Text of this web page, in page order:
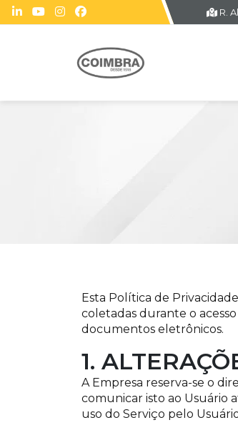
R.
Esta Política de
coletadas durante o
documentos eletrônicos.
1.
A Empresa reserva-se o
comunicar isto ao Usuário
uso do Serviço pelo